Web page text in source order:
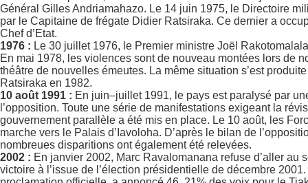
Général Gilles Andriamahazo. Le 14 juin 1975, le Directoire
par le Capitaine de frégate Didier Ratsiraka. Ce dernier a
Chef d’Etat.
1976 : Le 30 juillet 1976, le Premier ministre Joël
En mai 1978, les violences sont de nouveau montées lors de
théâtre de nouvelles émeutes. La même situation s’est
Ratsiraka en 1982.
10 août 1991 : En juin–juillet 1991, le pays est paralysé par
l’opposition. Toute une série de manifestations exigeant la
gouvernement parallèle a été mis en place. Le 10 août, les
marche vers le Palais d’Iavoloha. D’après le bilan de
nombreues disparitions ont également été relevées.
2002 : En janvier 2002, Marc Ravalomanana refuse d’aller
victoire à l’issue de l’élection présidentielle de décembre